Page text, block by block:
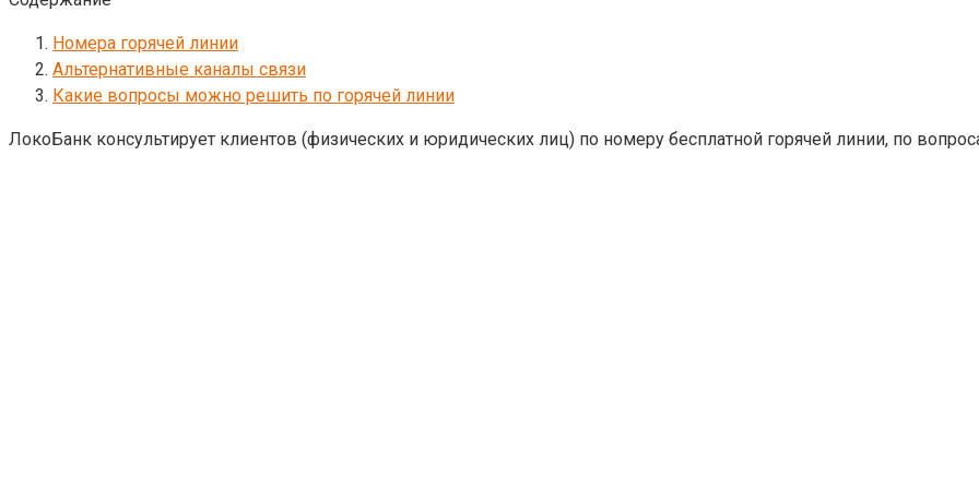
Номера горячей линии
Альтернативные каналы связи
Какие вопросы можно решить по горячей линии
ЛокоБанк консультирует клиентов (физических и юридических лиц) по номеру бесплатной горячей линии, по